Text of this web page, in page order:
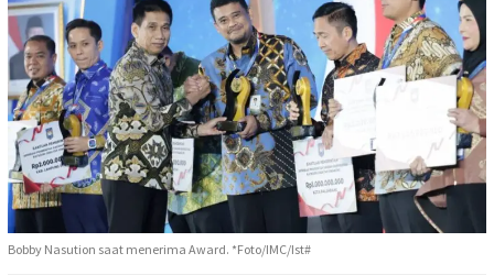
Bobby Nasution saat menerima Award. *Foto/IMC/Ist#